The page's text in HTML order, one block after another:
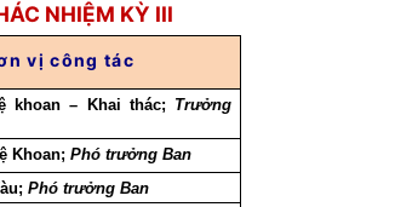
NHIỆM KỲ III
vị công tác
khoan – Khai thác; Trưởng
Khoan;Phó trưởng Ban
Phó trưởng Ban